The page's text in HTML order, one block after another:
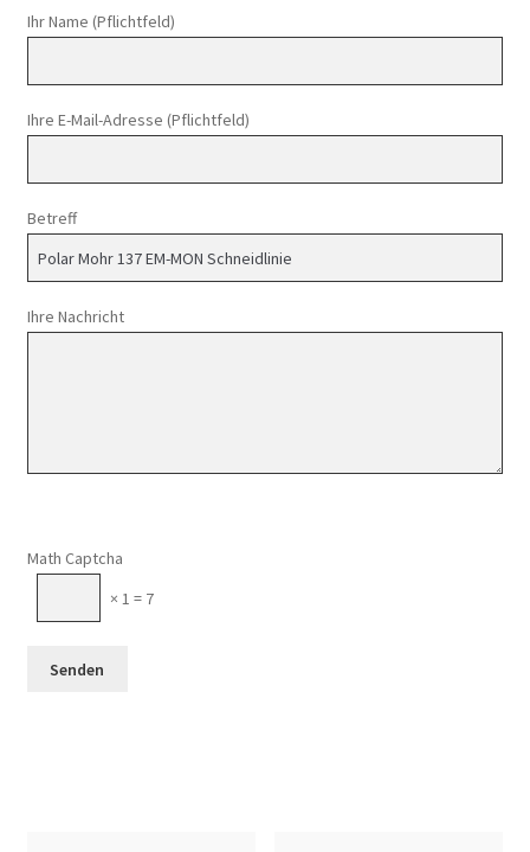
Ihr Name (Pflichtfeld)
Ihre E-Mail-Adresse (Pflichtfeld)
Betreff
Ihre Nachricht
Math Captcha
× 1 = 7